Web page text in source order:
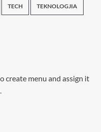
TECH TEKNOLOGJIA
create menu and assign it